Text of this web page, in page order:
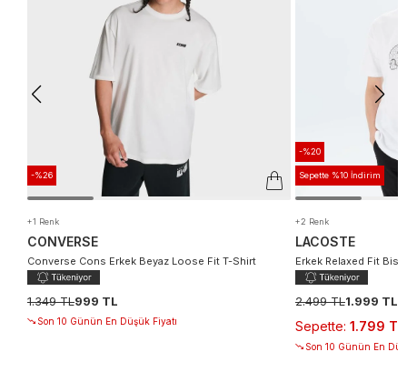
-%26
+1 Renk
CONVERSE
Converse Cons Erkek Beyaz Loose Fit T-Shirt
1.349 TL999 TL
Son 10 Günün En Düşük Fiyatı
-%20
Sepette %10 İndirim
+2 Renk
LACOSTE
Erkek Relaxed Fit
2.499 TL1.999 TL
Sepette: 1.799 TL
Son 10 Günün En